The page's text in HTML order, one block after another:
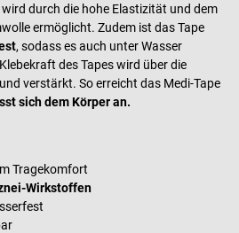
durch die hohe Elastizität und dem
ermöglicht. Zudem ist das Tape
, sodass es auch unter Wasser
des Tapes wird über die
verstärkt. So erreicht das Medi-Tape
sich dem Körper an.
Tragekomfort
Wirkstoffen